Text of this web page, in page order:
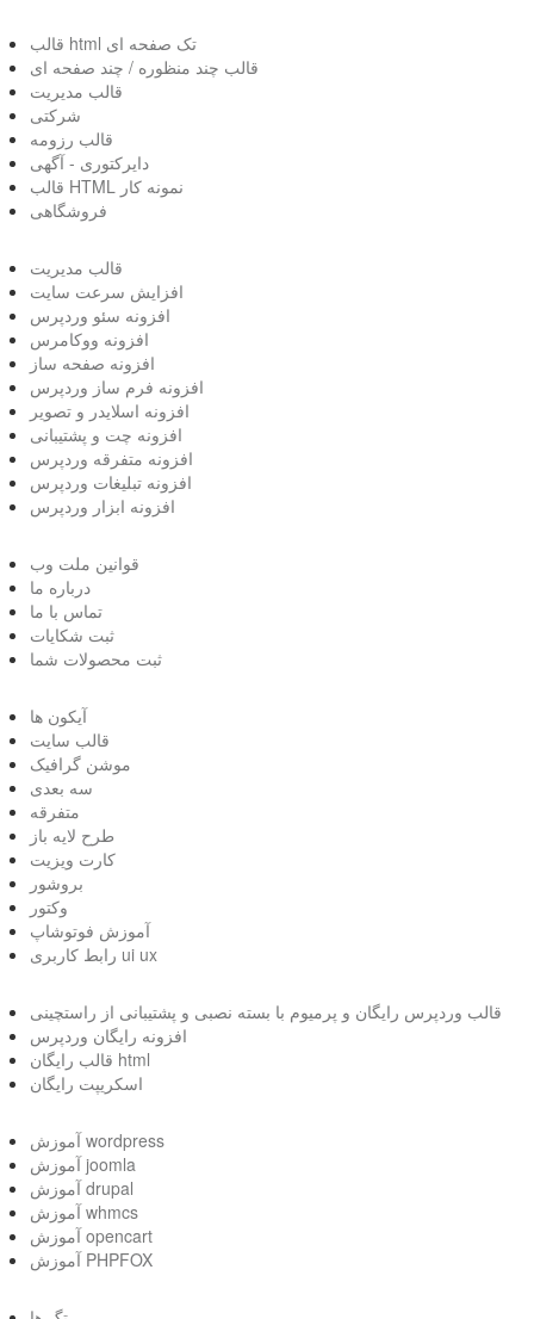
قالب html تک صفحه ای
قالب چند منظوره / چند صفحه ای
قالب مدیریت
شرکتی
قالب رزومه
دایرکتوری - آگهی
قالب HTML نمونه کار
فروشگاهی
قالب مدیریت
افزایش سرعت سایت
افزونه سئو وردپرس
افزونه ووکامرس
افزونه صفحه ساز
افزونه فرم ساز وردپرس
افزونه اسلایدر و تصویر
افزونه چت و پشتیبانی
افزونه متفرقه وردپرس
افزونه تبلیغات وردپرس
افزونه ابزار وردپرس
قوانین ملت وب
درباره ما
تماس با ما
ثبت شکایات
ثبت محصولات شما
آیکون ها
قالب سایت
موشن گرافیک
سه بعدی
متفرقه
طرح لایه باز
کارت ویزیت
بروشور
وکتور
آموزش فوتوشاپ
رابط کاربری ui ux
قالب وردپرس رایگان و پرمیوم با بسته نصبی و پشتیبانی از راستچینی
افزونه رایگان وردپرس
قالب رایگان html
اسکریپت رایگان
آموزش wordpress
آموزش joomla
آموزش drupal
آموزش whmcs
آموزش opencart
آموزش PHPFOX